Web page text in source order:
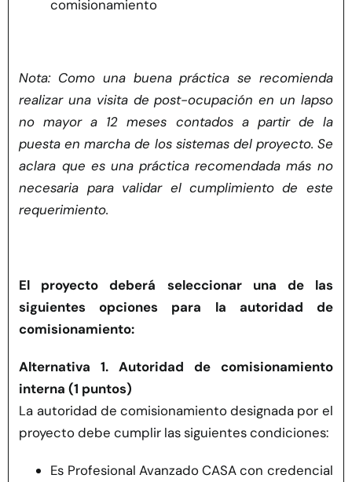
comisionamiento
Nota: Como una buena práctica se recomienda
realizar una visita de post-ocupación en un lapso
no mayor a 12 meses contados a partir de la
puesta en marcha de los sistemas del proyecto. Se
aclara que es una práctica recomendada más no
necesaria para validar el cumplimiento de este
requerimiento.
El proyecto deberá seleccionar una de las
siguientes opciones para la autoridad de
comisionamiento:
Alternativa 1. Autoridad de comisionamiento
interna (1 puntos)
La autoridad de comisionamiento designada por el
proyecto debe cumplir las siguientes condiciones:
Es Profesional Avanzado CASA con credencial